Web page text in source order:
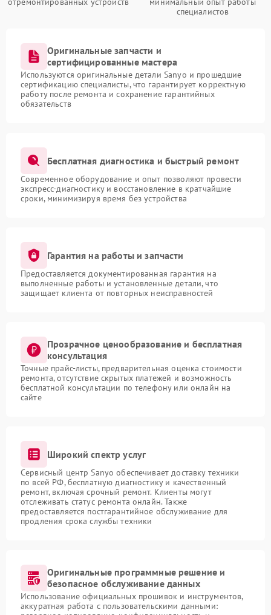
специалистов
Оригинальные запчасти и
сертифицированные мастера
Используются оригинальные детали Sanyo и прошедшие
сертификацию специалисты, что гарантирует корректную
работу после ремонта и сохранение гарантийных
обязательств
Бесплатная диагностика и быстрый ремонт
Современное оборудование и опыт позволяют провести
экспресс-диагностику и восстановление в кратчайшие
сроки, минимизируя время без устройства
Гарантия на работы и запчасти
Предоставляется документированная гарантия на
выполненные работы и установленные детали, что
защищает клиента от повторных неисправностей
Прозрачное ценообразование и бесплатная
консультация
Точные прайс-листы, предварительная оценка стоимости
ремонта, отсутствие скрытых платежей и возможность
бесплатной консультации по телефону или онлайн на
сайте
Широкий спектр услуг
Сервисный центр Sanyo обеспечивает доставку техники
по всей РФ, бесплатную диагностику и качественный
ремонт, включая срочный ремонт. Клиенты могут
отслеживать статус ремонта онлайн. Также
предоставляется постгарантийное обслуживание для
продления срока службы техники
Оригинальные программные решение и
безопасное обслуживание данных
Использование официальных прошивок и инструментов,
аккуратная работа с пользовательскими данными: